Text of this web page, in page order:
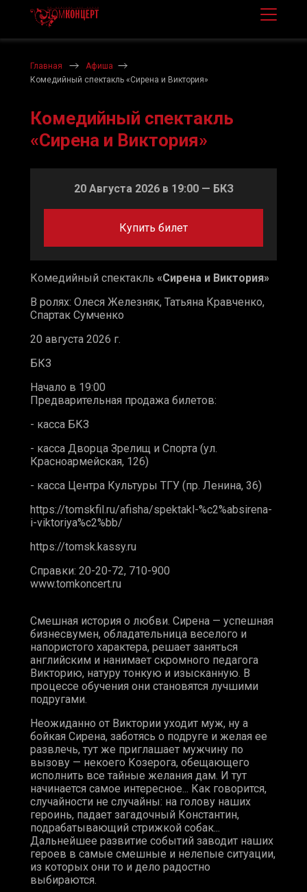
Главная
Афиша
Комедийный спектакль «Сирена и Виктория»
Комедийный спектакль
«Сирена и Виктория»
20 Августа 2026 в 19:00 — БКЗ
Купить билет
Комедийный спектакль «Сирена и Виктория»
В ролях: Олеся Железняк, Татьяна Кравченко,
Спартак Сумченко
20 августа 2026 г.
БКЗ
Начало в 19:00
Предварительная продажа билетов:
- касса БКЗ
- касса Дворца Зрелищ и Спорта (ул.
Красноармейская, 126)
- касса Центра Культуры ТГУ (пр. Ленина, 36)
https://tomskfil.ru/afisha/spektakl-%c2%absirena-
i-viktoriya%c2%bb/
https://tomsk.kassy.ru
Справки: 20-20-72, 710-900
www.tomkoncert.ru
Смешная история о любви. Сирена — успешная
бизнесвумен, обладательница веселого и
напористого характера, решает заняться
английским и нанимает скромного педагога
Викторию, натуру тонкую и изысканную. В
процессе обучения они становятся лучшими
подругами.
Неожиданно от Виктории уходит муж, ну а
бойкая Сирена, заботясь о подруге и желая ее
развлечь, тут же приглашает мужчину по
вызову — некоего Козерога, обещающего
исполнить все тайные желания дам. И тут
начинается самое интересное... Как говорится,
случайности не случайны: на голову наших
героинь, падает загадочный Константин,
подрабатывающий стрижкой собак...
Дальнейшее развитие событий заводит наших
героев в самые смешные и нелепые ситуации,
из которых они то и дело радостно
выбираются.